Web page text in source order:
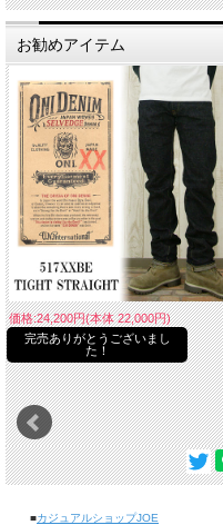
お勧めアイテム
価格:24,200円(本体 22,000円)
完売ありがとうございまし
た！
■カジュアルショップJOE